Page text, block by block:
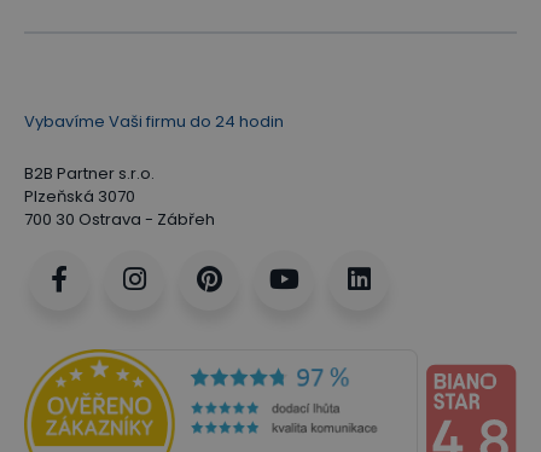
Vybavíme Vaši firmu do 24 hodin
B2B Partner s.r.o.
Plzeňská 3070
700 30 Ostrava - Zábřeh